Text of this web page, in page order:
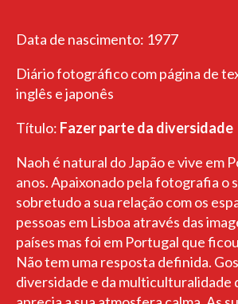
Data de nascimento: 1977
Diário fotográfico com página de
inglês e japonês
Título: Fazer parte da diversidade
Naoh é natural do Japão e vive em
anos. Apaixonado pela fotografia o
sobretudo a sua relação com os
pessoas em Lisboa através das
países mas foi em Portugal que
Não tem uma resposta definida.
diversidade e da multiculturalidade